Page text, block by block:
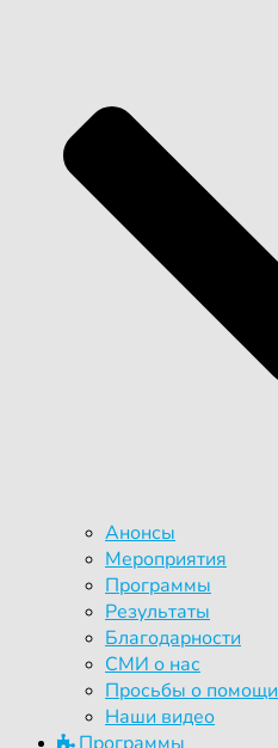
Анонсы
Мероприятия
Программы
Результаты
Благодарности
СМИ о нас
Просьбы о помощи
Наши видео